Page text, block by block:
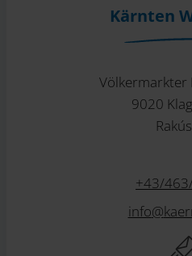
Kärnten
Völkermarkter
9020
+43/
info@